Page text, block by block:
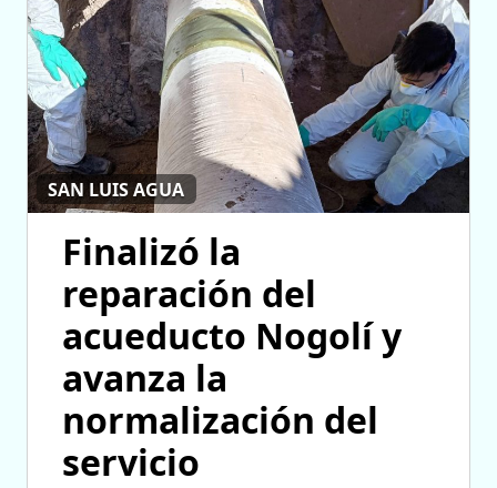
SAN LUIS AGUA
Finalizó la
reparación del
acueducto Nogolí y
avanza la
normalización del
servicio